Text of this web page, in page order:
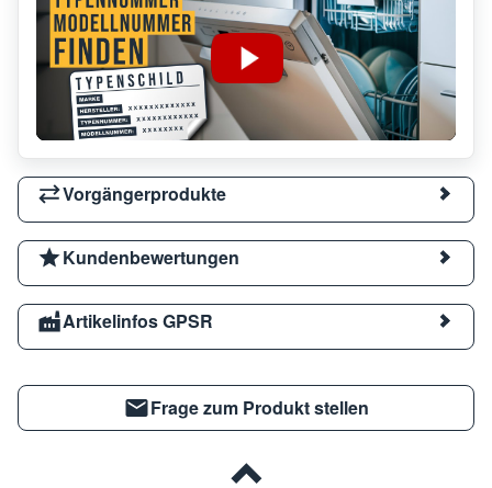
Vorgängerprodukte
Kundenbewertungen
Artikelinfos GPSR
Frage zum Produkt stellen